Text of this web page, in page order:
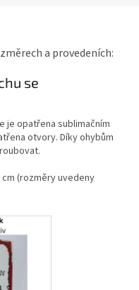
a provedeních:
se
je opatřena sublimačním
otvory. Díky ohybům
cm (rozměry uvedeny